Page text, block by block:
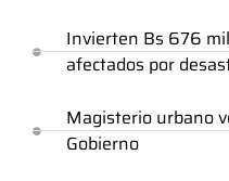
Invierten Bs 676
afectados por
Magisterio urbano
Gobierno